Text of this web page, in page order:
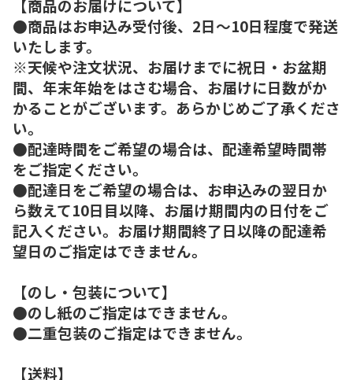
【商品のお届けについて】
●商品はお申込み受付後、2日～10日程度で発送
いたします。
※天候や注文状況、お届けまでに祝日・お盆期
間、年末年始をはさむ場合、お届けに日数がか
かることがございます。あらかじめご了承くださ
い。
●配達時間をご希望の場合は、配達希望時間帯
をご指定ください。
●配達日をご希望の場合は、お申込みの翌日か
ら数えて10日目以降、お届け期間内の日付をご
記入ください。お届け期間終了日以降の配達希
望日のご指定はできません。
【のし・包装について】
●のし紙のご指定はできません。
●二重包装のご指定はできません。
【送料】